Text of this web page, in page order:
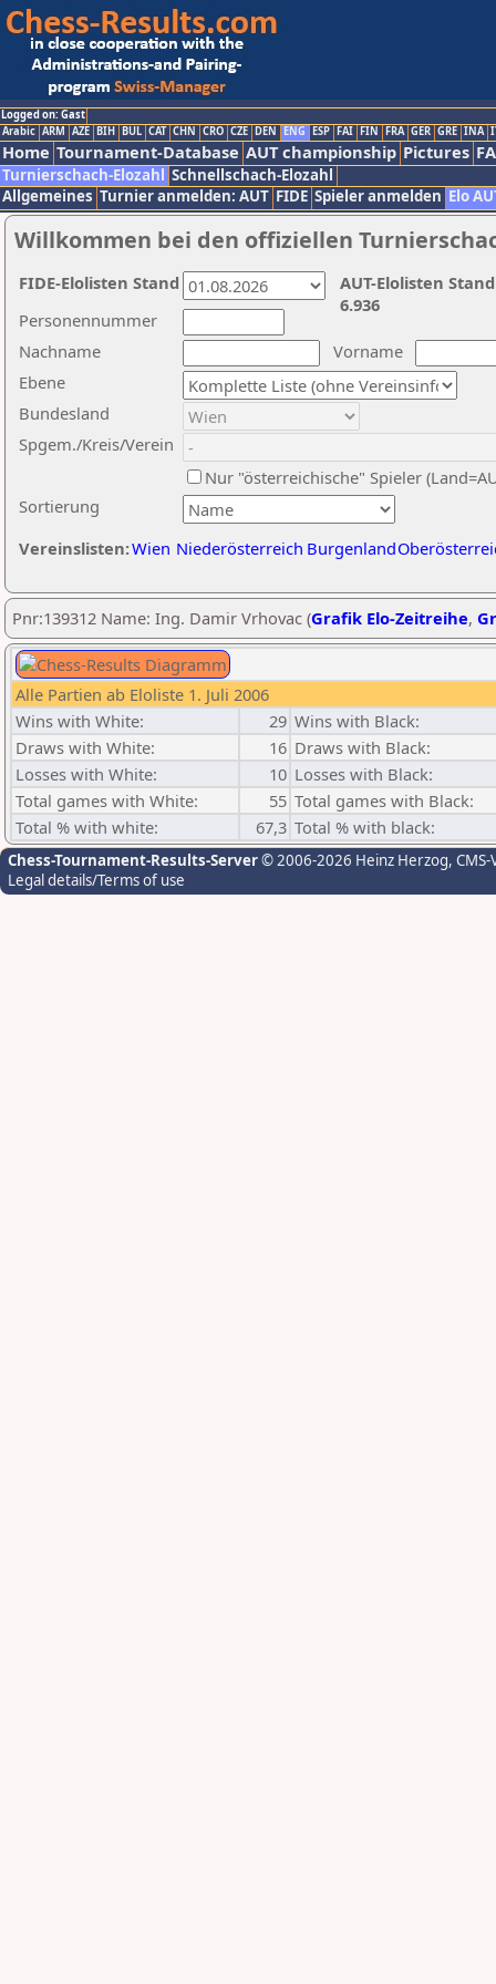
Logged on: Gast
Arabic ARM AZE BIH BUL CAT CHN CRO CZE DEN ENG ESP FAI FIN FRA GER GRE INA
Home Tournament-Database AUT championship Pictures
Turnierschach-Elozahl Schnellschach-Elozahl
Allgemeines Turnier anmelden: AUT FIDE Spieler anmelden Elo
Willkommen bei den offiziellen
Nachname
Vorname
Ebene
Sortierung
Personennummer
Bundesland
Spgem./Kreis/Verein
Nur "österreichische" Spieler
Vereinslisten:Wien Niederösterreich Burgenland
AUT-Elolisten
6.936
FIDE-Elolisten Stand
Pnr:139312 Name: Ing. Damir Vrhovac (Grafik Elo-Zeitreihe,
Alle Partien ab Eloliste 1. Juli 2006
Wins with White:
29 Wins with Black:
Draws with White:
16 Draws with Black:
Losses with White:
10 Losses with Black:
Total games with White:
55 Total games with Black:
Total % with white:
67,3 Total % with black:
Chess-Tournament-Results-Server© 2006-2026 Heinz Herzog,
Legal details/Terms of use